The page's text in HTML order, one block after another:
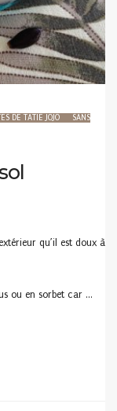
DE TATIE JOJO SANS
qu’il est doux à
ou en sorbet car …